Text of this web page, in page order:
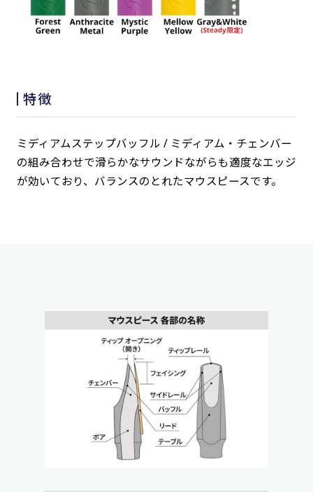
特徴
ミディアムステップバッフル / ミディアム・チェンバー
の組み合わせで滑らかなサウンドながらも適度なエッジ
が効いており、バランスのとれたマウスピースです。